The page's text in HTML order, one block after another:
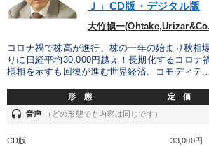
Ｊ」CD版・デジタル版
大竹愼一
コロナ禍で株高が進行、株の一年の始まり秋相
りに日経平均30,000円越え！長期化するコロナ
様相を示すも回復が進む世界経済。コモディテ
形 態 定 価
headset 音声 （どの形態でも内容は同じです）
CD版 33,000円